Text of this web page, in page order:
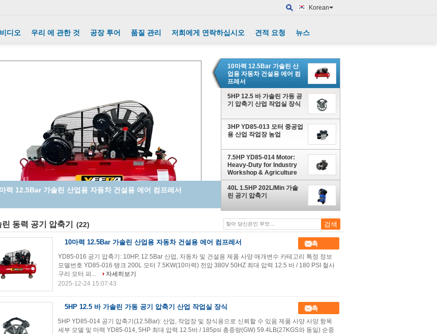
Korean
비디오 우리 에 관한 것 공장 투어 품질 관리 저희에게 연락하십시오 견적 요청 뉴스
5HP 12.5 바 가솔린 가동 공기 압축기 산업 작업실 장식
10마력 12.5Bar 가솔린 산
업용 자동차 건설용 에어 컴
프레서
5HP 12.5 바 가솔린 가동 공
기 압축기 산업 작업실 장식
3HP YD85-013 모터 중공업
용 산업 작업장 농업
7.5HP YD85-014 Motor:
Heavy-Duty for Industry
Workshop & Agriculture
40L 1.5HP 202L/Min 가솔
린 공기 압축기
린 동력 공기 압축기 (22)
10마력 12.5Bar 가솔린 산업용 자동차 건설용 에어 컴프레서 접촉
YD85-016 공기 압축기: 10HP, 12.5Bar 산업, 자동차 및 건설용 제품 사양 매개변수 카테고리 특정 정보
모델번호 YD85-016 탱크 200L 모터 7.5KW(10마력) 전압 380V 50HZ 최대 압력 12.5 바 / 180 PSI 철사
구리 모터 피...
자세히보기
2025-12-24 15:07:43
5HP 12.5 바 가솔린 가동 공기 압축기 산업 작업실 장식 접촉
5HP YD85-014 공기 압축기(12.5Bar): 산업, 작업장 및 장식용으로 신뢰할 수 있음 제품 사양 사양 항목
세부 모델 및 마력 YD85-014, 5HP 최대 압력 12.5바 / 185psi 총중량(GW) 59.4LB(27KGS와 동일) 순중